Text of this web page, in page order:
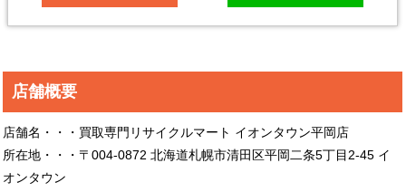
店舗概要
店舗名・・・買取専門リサイクルマート イオンタウン平岡店
所在地・・・〒004-0872 北海道札幌市清田区平岡二条5丁目2-45 イ
オンタウン